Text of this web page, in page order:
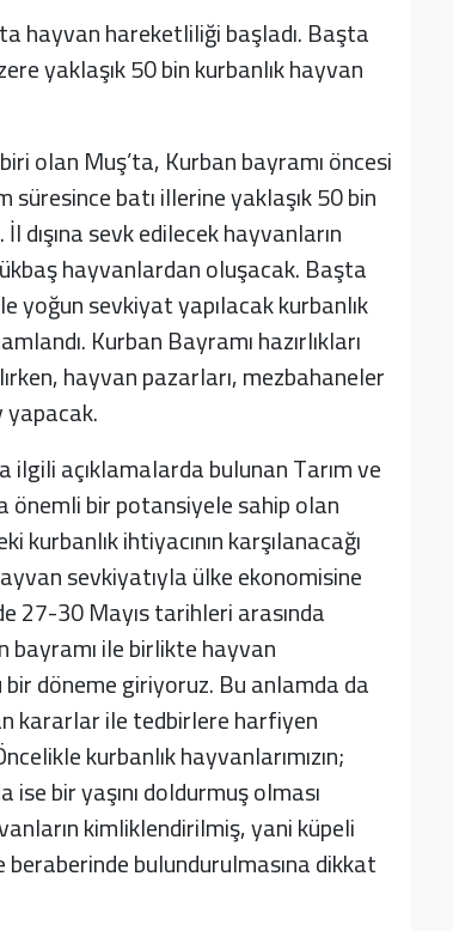
hayvan hareketliliği başladı. Başta
yaklaşık 50 bin kurbanlık hayvan
olan Muş’ta, Kurban bayramı öncesi
süresince batı illerine yaklaşık 50 bin
dışına sevk edilecek hayvanların
hayvanlardan oluşacak. Başta
yoğun sevkiyat yapılacak kurbanlık
Kurban Bayramı hazırlıkları
hayvan pazarları, mezbahaneler
ilgili açıklamalarda bulunan Tarım ve
önemli bir potansiyele sahip olan
kurbanlık ihtiyacının karşılanacağı
sevkiyatıyla ülke ekonomisine
27-30 Mayıs tarihleri arasında
bayramı ile birlikte hayvan
döneme giriyoruz. Bu anlamda da
kararlar ile tedbirlere harfiyen
kurbanlık hayvanlarımızın;
bir yaşını doldurmuş olması
kimliklendirilmiş, yani küpeli
bulundurulmasına dikkat